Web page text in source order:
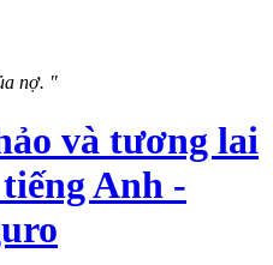
nợ. "
và tương lai
Anh -